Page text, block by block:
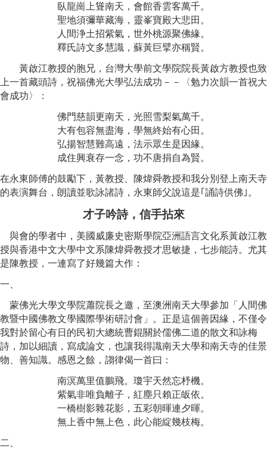
臥龍崗上聳南天，會館香雲客萬千。
聖地須彌華藏海，靈峯寶殿大悲田。
人間浄土招紫氣，世外桃源聚佛緣。
釋氏詩文多慧識，蘇黃巨擘亦稱賢。
黃啟江教授的胞兄 ， 台灣大學前文學院院長黃啟方教授也致
上一首藏頭詩，祝福佛光大學弘法成功 －－〈勉力次韻一首祝大
會成功〉：
佛門慈韻更南天，光照雪梨氣萬千。
大有包容無盡海，學無終始有心田。
弘揚智慧難高遠，法示眾生是因緣。
成住興衰存一念，功不唐捐自為賢。
在永東師傅的鼓勵下 ， 黃教授 陳煒舜教授和我分別登上南天寺
的表演舞台 ， 朗讀並歌詠諸詩 ，永東師父說這是｢誦詩供佛｣。
才子吟詩，信手拈來
與會的學者中 ，美國威廉史密斯學院亞洲語言文化系黃啟江教
授與香港中文大學中文系陳煒舜教授才思敏捷 ， 七步能詩。尤其
是陳教授，一連寫了好幾篇大作 ：
一
蒙佛光大學文學院蕭院長之邀，至澳洲南天大學參加「人間佛
教暨中國佛教文學國際學術研討會」。正是這個善因緣，不僅令
我對於留心有日的民初大總統曹錕關於儒佛二道的散文和詠梅
詩，加以細讀，寫成論文，也讓我得識南天大學和南天寺的佳景
物、善知識。感恩之餘，謅律偈一首曰：
南溟萬里值鵬飛。瓊宇天然忘杼機。
紫氣非唯負離子，紅塵只賴正皈依。
一橋樹影雜花影，五彩朝暉連夕暉。
無上香中無上色，此心能綻幾枝梅。
二